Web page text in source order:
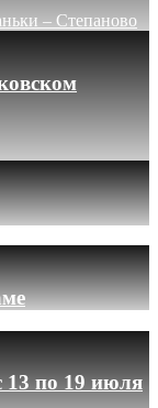
– Степаново
13 по 19 июля